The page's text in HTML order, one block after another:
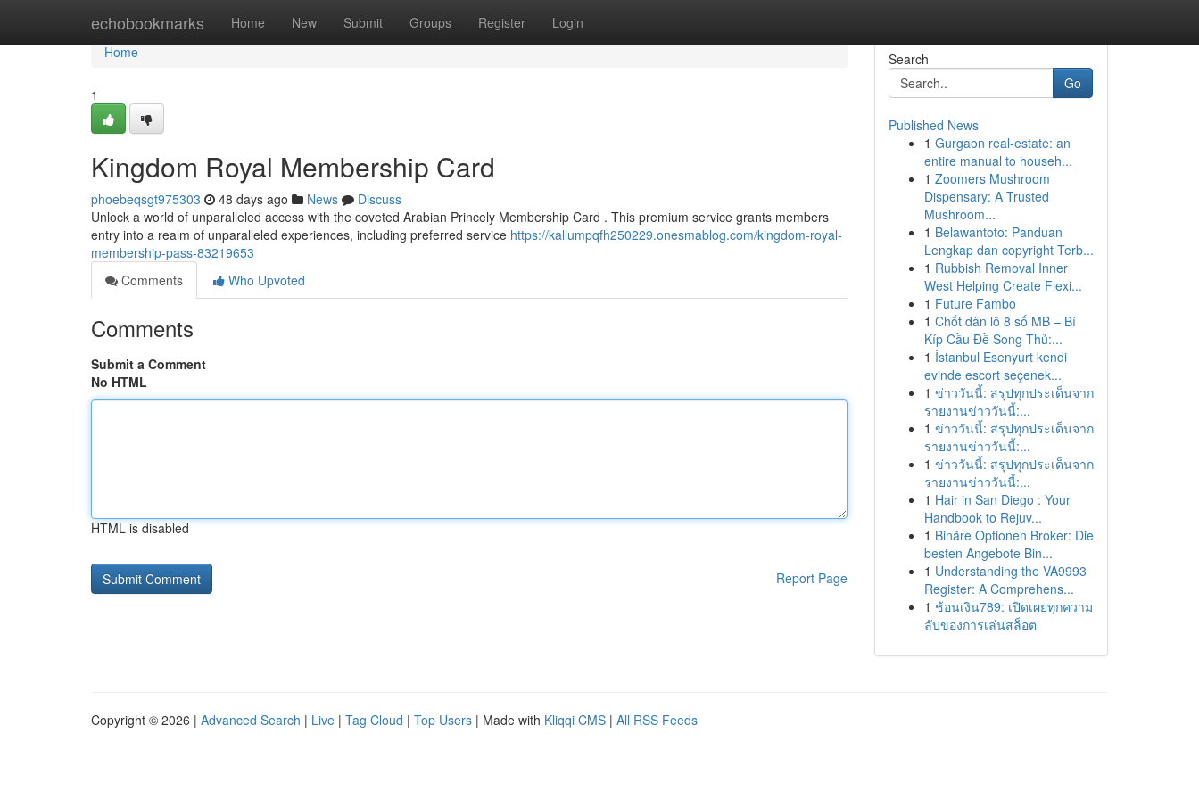
echobookmarks Home New Submit Groups Register Login
Home
Home
1
Kingdom Royal Membership Card
phoebeqsgt975303 48 days ago News
Discuss
Unlock a world of unparalleled access with the coveted Arabian Princely Membership Card . This premium service grants members
entry into a realm of unparalleled experiences, including preferred service https://kallumpqfh250229.onesmablog.com/kingdom-royal-
membership-pass-83219653
Comments
Who Upvoted
Comments
Submit a Comment
No HTML
HTML is disabled
Report Page
Search
Go
Published News
1 Gurgaon real-estate: an
entire manual to househ...
1 Zoomers Mushroom
Dispensary: A Trusted
Mushroom...
1 Belawantoto: Panduan
Lengkap dan copyright Terb...
1 Rubbish Removal Inner
West Helping Create Flexi...
1 Future Fambo
1 Chốt dàn lô 8 số MB – Bí
Kíp Cầu Đề Song Thủ:...
1 İstanbul Esenyurt kendi
evinde escort seçenek...
1 ข่าววันนี้: สรุปทุกประเด็นจาก
รายงานข่าววันนี้:...
1 ข่าววันนี้: สรุปทุกประเด็นจาก
รายงานข่าววันนี้:...
1 ข่าววันนี้: สรุปทุกประเด็นจาก
รายงานข่าววันนี้:...
1 Hair in San Diego : Your
Handbook to Rejuv...
1 Binäre Optionen Broker: Die
besten Angebote Bin...
1 Understanding the VA9993
Register: A Comprehens...
1 ช้อนเงิน789: เปิดเผยทุกความ
ลับของการเล่นสล็อต
Copyright © 2026 | Advanced Search | Live | Tag Cloud | Top Users | Made with Kliqqi CMS | All RSS Feeds